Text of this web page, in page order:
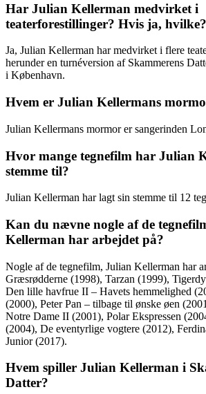
Har Julian Kellerman medvirket i
teaterforestillinger? Hvis ja, hvilke?
Ja, Julian Kellerman har medvirket i flere
herunder en turnéversion af Skammerens
i København.
Hvem er Julian Kellermans
Julian Kellermans mormor er sangerinden
Hvor mange tegnefilm har Julian
stemme til?
Julian Kellerman har lagt sin stemme til 12
Kan du nævne nogle af de
Kellerman har arbejdet på?
Nogle af de tegnefilm, Julian Kellerman har
Græsrødderne (1998), Tarzan (1999),
Den lille havfrue II – Havets hemmelighed
(2000), Peter Pan – tilbage til ønske øen
Notre Dame II (2001), Polar Ekspressen
(2004), De eventyrlige vogtere (2012),
Junior (2017).
Hvem spiller Julian Kellerman i
Datter?